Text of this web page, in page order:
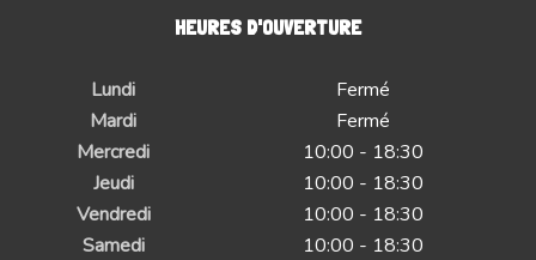
HEURES D'OUVERTURE
Lundi
Fermé
Mardi
Fermé
Mercredi
10:00 - 18:30
Jeudi
10:00 - 18:30
Vendredi
10:00 - 18:30
Samedi
10:00 - 18:30